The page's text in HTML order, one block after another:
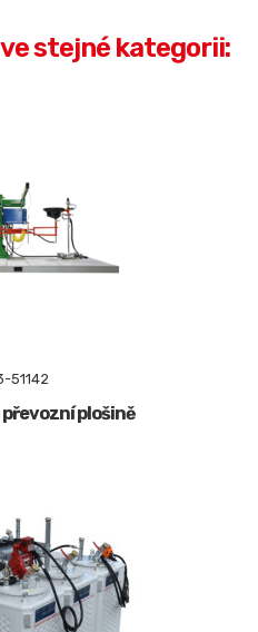
stejné kategorii:
51142
převozní plošině